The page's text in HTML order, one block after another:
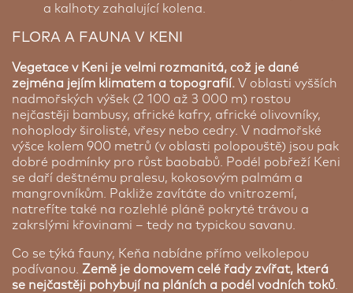
a kalhoty zahalující kolena.
FLORA A FAUNA V KENI
Vegetace v Keni je velmi rozmanitá, což je dané
zejména jejím klimatem a topografií. V oblasti vyšších
nadmořských výšek (2 100 až 3 000 m) rostou
nejčastěji bambusy, africké kafry, africké olivovníky,
nohoplody širolisté, vřesy nebo cedry. V nadmořské
výšce kolem 900 metrů (v oblasti polopouště) jsou pak
dobré podmínky pro růst baobabů. Podél pobřeží Keni
se daří deštnému pralesu, kokosovým palmám a
mangrovníkům. Pakliže zavítáte do vnitrozemí,
natrefíte také na rozlehlé pláně pokryté trávou a
zakrslými křovinami – tedy na typickou savanu.
Co se týká fauny, Keňa nabídne přímo velkolepou
podívanou. Země je domovem celé řady zvířat, která
se nejčastěji pohybují na pláních a podél vodních toků